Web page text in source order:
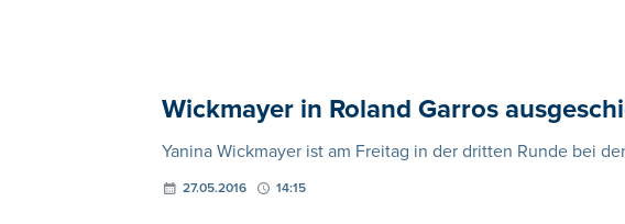
Wickmayer in Roland Garros
Yanina Wickmayer ist am Freitag in der dritten Runde bei
27.05.2016 14:15